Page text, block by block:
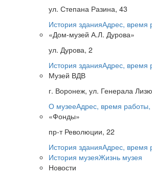
ул. Степана Разина, 43
История зданияАдрес, время
«Дом-музей А.Л. Дурова»
ул. Дурова, 2
История зданияАдрес, время
Музей ВДВ
г. Воронеж, ул. Генерала
О музееАдрес, время работы,
«Фонды»
пр-т Революции, 22
История зданияАдрес, время
История музеяЖизнь музея
Новости